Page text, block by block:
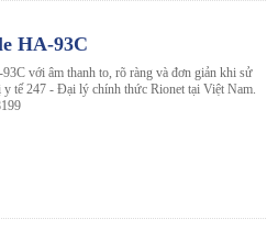
HA-93C
với âm thanh to, rõ ràng và đơn giản khi sử
tế 247 - Đại lý chính thức Rionet tại Việt Nam.